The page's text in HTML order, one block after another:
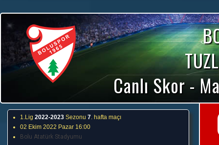
Canlı Skor -
1.Lig 2022-2023 Sezonu 7. hafta maçı
02 Ekim 2022 Pazar 16:00
Bolu Atatürk Stadyumu